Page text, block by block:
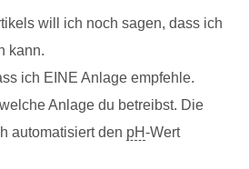
will ich noch sagen, dass ich
kann.
ich EINE Anlage empfehle.
Anlage du betreibst. Die
automatisiert den pH-Wert